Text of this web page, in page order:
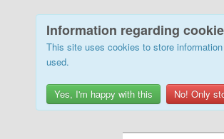
Information regarding
This site uses cookies to store
used.
Yes, I'm happy with this No! Only